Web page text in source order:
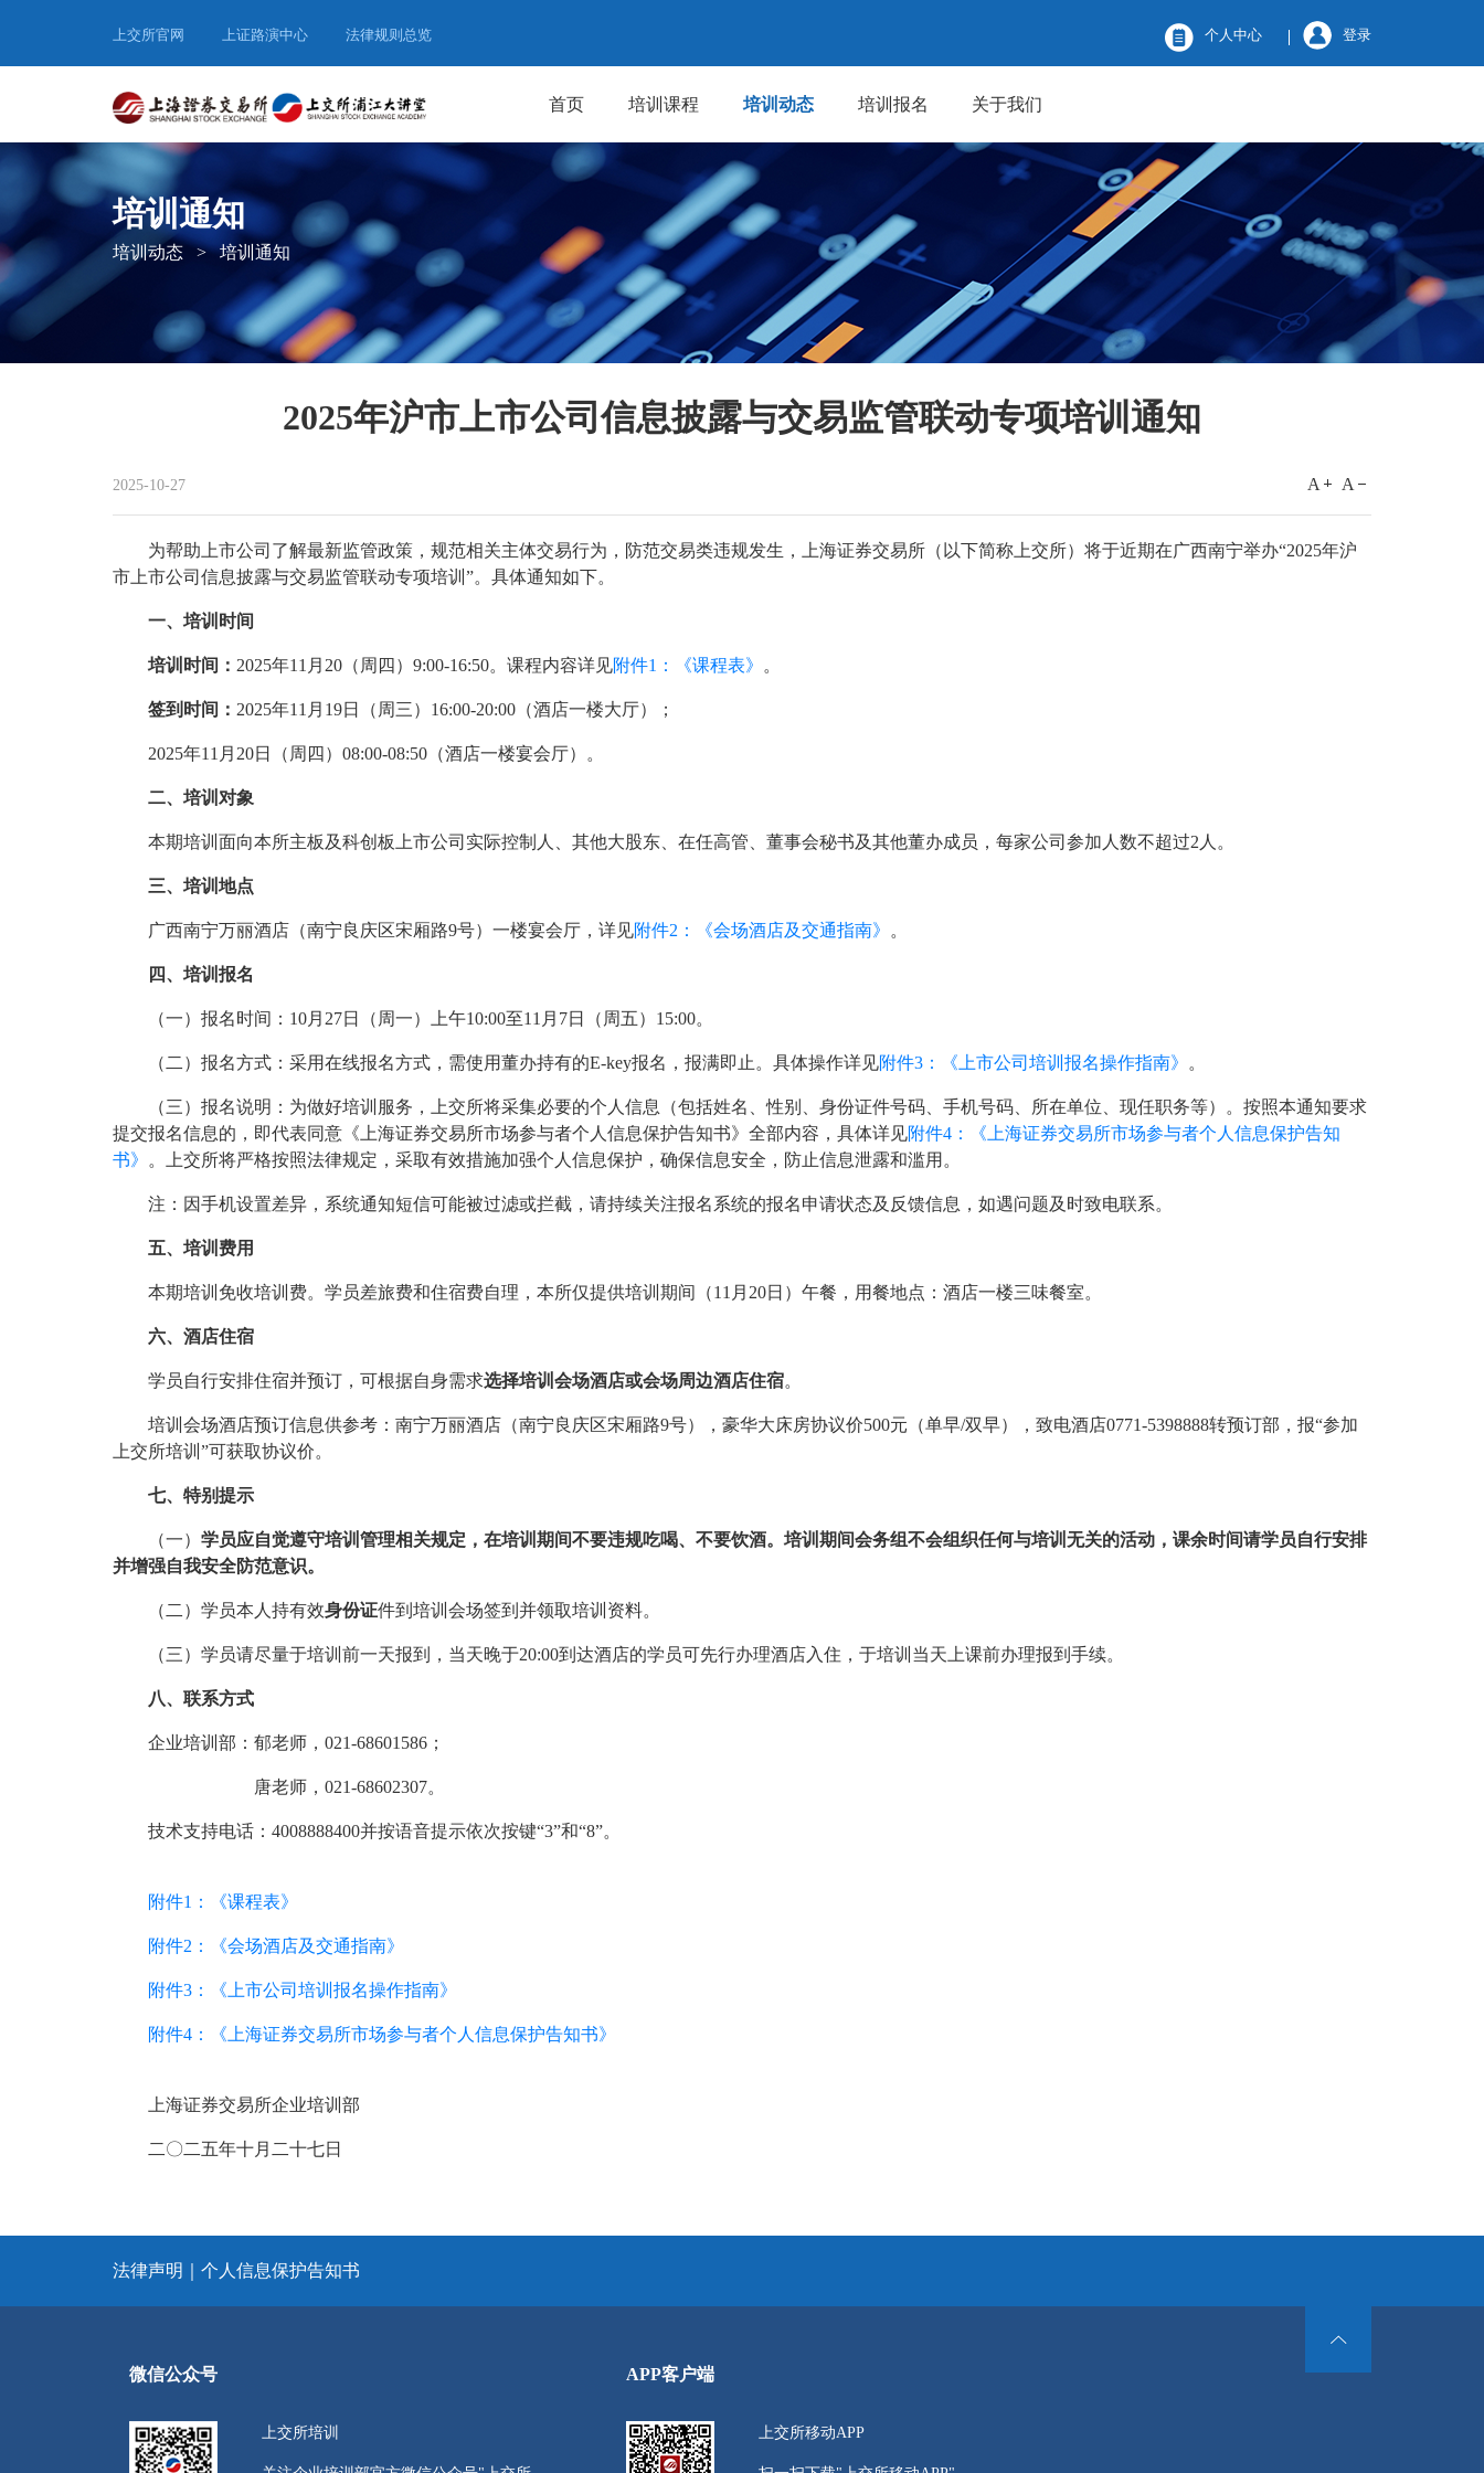
上交所官网 上证路演中心 法律规则总览 个人中心 登录
首页 培训课程 培训动态 培训报名 关于我们
培训通知
培训动态 > 培训通知
2025年沪市上市公司信息披露与交易监管联动专项培训通知
2025-10-27 A A
为帮助上市公司了解最新监管政策，规范相关主体交易行为，防范交易类违规发生，上海证券交易所（以下简称上交所）将于近期在广西南宁举办“2025年沪
市上市公司信息披露与交易监管联动专项培训”。具体通知如下。
一、培训时间
培训时间： 2025年11月20（周四）9:00-16:50。课程内容详见附件1：《课程表》 。
签到时间： 2025年11月19日（周三）16:00-20:00（酒店一楼大厅）；
2025年11月20日（周四）08:00-08:50（酒店一楼宴会厅）。
二、培训对象
本期培训面向本所主板及科创板上市公司实际控制人、其他大股东、在任高管、董事会秘书及其他董办成员，每家公司参加人数不超过2人。
三、培训地点
广西南宁万丽酒店（南宁良庆区宋厢路9号）一楼宴会厅，详见附件2：《会场酒店及交通指南》 。
四、培训报名
（一）报名时间：10月27日（周一）上午10:00至11月7日（周五）15:00。
（二）报名方式：采用在线报名方式，需使用董办持有的E-key报名，报满即止。具体操作详见附件3：《上市公司培训报名操作指南》 。
（三）报名说明：为做好培训服务，上交所将采集必要的个人信息（包括姓名、性别、身份证件号码、手机号码、所在单位、现任职务等）。按照本通知要求
提交报名信息的，即代表同意《上海证券交易所市场参与者个人信息保护告知书》全部内容，具体详见附件4：《上海证券交易所市场参与者个人信息保护告知
书》
。上交所将严格按照法律规定，采取有效措施加强个人信息保护，确保信息安全，防止信息泄露和滥用。
注：因手机设置差异，系统通知短信可能被过滤或拦截，请持续关注报名系统的报名申请状态及反馈信息，如遇问题及时致电联系。
五、培训费用
本期培训免收培训费。学员差旅费和住宿费自理，本所仅提供培训期间（11月20日）午餐，用餐地点：酒店一楼三味餐室。
六、酒店住宿
学员自行安排住宿并预订，可根据自身需求选择培训会场酒店或会场周边酒店住宿。
培训会场酒店预订信息供参考：南宁万丽酒店（南宁良庆区宋厢路9号），豪华大床房协议价500元（单早/双早），致电酒店0771-5398888转预订部，报“参加
上交所培训”可获取协议价。
七、特别提示
（一） 学员应自觉遵守培训管理相关规定，在培训期间不要违规吃喝、不要饮酒。培训期间会务组不会组织任何与培训无关的活动，课余时间请学员自行安排
并增强自我安全防范意识。
（二）学员本人持有效身份证件到培训会场签到并领取培训资料。
（三）学员请尽量于培训前一天报到，当天晚于20:00到达酒店的学员可先行办理酒店入住，于培训当天上课前办理报到手续。
八、联系方式
企业培训部：郁老师，021-68601586；
唐老师，021-68602307。
技术支持电话：4008888400并按语音提示依次按键“3”和“8”。
附件1：《课程表》
附件2：《会场酒店及交通指南》
附件3：《上市公司培训报名操作指南》
附件4：《上海证券交易所市场参与者个人信息保护告知书》
上海证券交易所企业培训部
二〇二五年十月二十七日
法律声明 个人信息保护告知书
微信公众号
上交所培训
APP客户端
上交所移动APP